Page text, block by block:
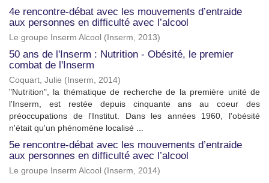
4e rencontre-débat avec les mouvements d’entraide
aux personnes en difficulté avec l’alcool
Le groupe Inserm Alcool ( Inserm, 2013)
50 ans de l'Inserm : Nutrition - Obésité, le premier
combat de l'Inserm
Coquart, Julie ( Inserm, 2014)
"Nutrition", la thématique de recherche de la première unité de
l'Inserm, est restée depuis cinquante ans au coeur des
préoccupations de l'Institut. Dans les années 1960, l'obésité
n'était qu'un phénomène localisé ...
5e rencontre-débat avec les mouvements d’entraide
aux personnes en difficulté avec l’alcool
Le groupe Inserm Alcool ( Inserm, 2014)